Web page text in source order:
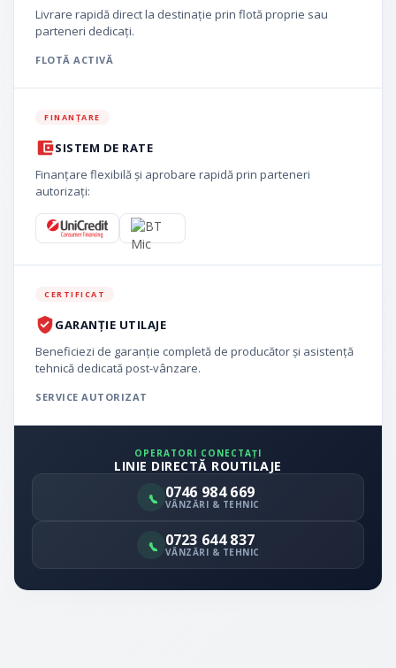
Livrare rapidă direct la destinație prin flotă proprie sau
parteneri dedicați.
FLOTĂ ACTIVĂ
FINANȚARE
SISTEM DE RATE
Finanțare flexibilă și aprobare rapidă prin parteneri
autorizați:
CERTIFICAT
GARANȚIE UTILAJE
Beneficiezi de garanție completă de producător și asistență
tehnică dedicată post-vânzare.
SERVICE AUTORIZAT
OPERATORI CONECTAȚI
LINIE DIRECTĂ ROUTILAJE
0746 984 669
VÂNZĂRI & TEHNIC
0723 644 837
VÂNZĂRI & TEHNIC